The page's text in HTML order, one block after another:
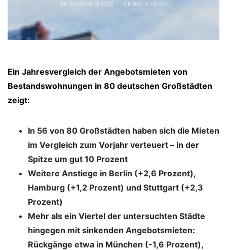
DEZEMBER 11, 2023 4 MINUTE READ
Ein Jahresvergleich der Angebotsmieten von
Bestandswohnungen in 80 deutschen Großstädten
zeigt:
In 56 von 80 Großstädten haben sich die Mieten
im Vergleich zum Vorjahr verteuert – in der
Spitze um gut 10 Prozent
Weitere Anstiege in Berlin (+2,6 Prozent),
Hamburg (+1,2 Prozent) und Stuttgart (+2,3
Prozent)
Mehr als ein Viertel der untersuchten Städte
hingegen mit sinkenden Angebotsmieten:
Rückgänge etwa in München (-1,6 Prozent),